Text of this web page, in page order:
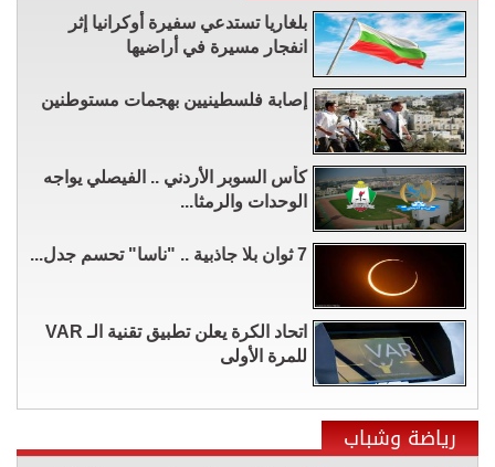
بلغاريا تستدعي سفيرة أوكرانيا إثر
انفجار مسيرة في أراضيها
إصابة فلسطينيين بهجمات مستوطنين
كأس السوبر الأردني .. الفيصلي يواجه
الوحدات والرمثا...
7 ثوان بلا جاذبية .. "ناسا" تحسم جدل...
اتحاد الكرة يعلن تطبيق تقنية الـ VAR
للمرة الأولى
رياضة وشباب